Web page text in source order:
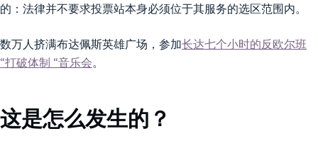
的：法律并不要求投票站本身必须位于其服务的选区范围内。
数万人挤满布达佩斯英雄广场，参加长达七个小时的反欧尔班
“打破体制 “音乐会。
这是怎么发生的？